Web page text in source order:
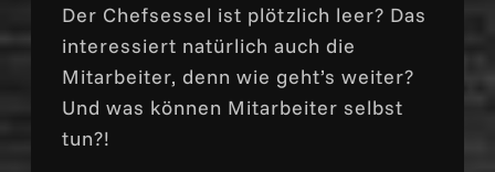
Der Chefsessel ist plötzlich leer? Das
interessiert natürlich auch die
Mitarbeiter, denn wie geht’s weiter?
Und was können Mitarbeiter selbst
tun?!